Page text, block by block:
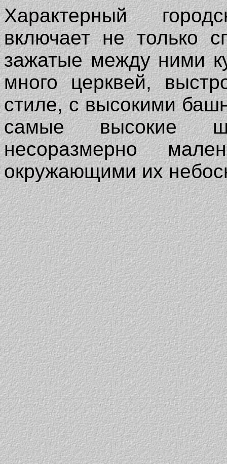
Характерный
включает не только
зажатые между ними
много церквей,
стиле, с высокими
самые высокие
несоразмерно
окружающими их